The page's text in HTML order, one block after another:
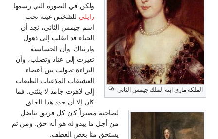
الملكة ماري ابنة الملك جيمس الثاني
ولكن في الصورة التي رسمها
رايلي للشخص عينه تحت
اسم جيمس الثاني، نجد أن
الحياء قد انقلب إلى ذهول
وارتباك. وأن الحساسية
تغيرت إلى عناد وتصلب، وأن
البراءة تحولت بين أعضاء
العشيقات المذعنات الطيعات
إلى لاهوت جامد لا ينثني. فما
كان إلا أن حدد هذا الخلق
لصاحبه مصيراً كان كل فريق يناضل
من أجل ما يبدو له هو أنه حق، ومن ثم
يستحق منا بعض العطف.